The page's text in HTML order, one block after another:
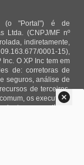
(o "Portal") é de
Ltda. (CNPJ/MF nº
indiretamente,
0001-15),
O XP Inc tem em
de: corretoras de
seguros, análise de
de terceiros.
os executivos
e as notícias,